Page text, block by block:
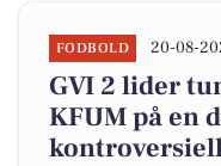
FODBOLD 20-08-
GVI 2 lider
KFUM på en